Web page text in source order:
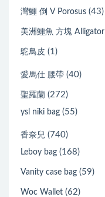
灣鱷 倒 V Porosus (43)
美洲鱷魚 方塊 Alligator
鴕鳥皮 (1)
愛馬仕 腰帶 (40)
聖羅蘭 (272)
ysl niki bag (55)
香奈兒 (740)
Leboy bag (168)
Vanity case bag (59)
Woc Wallet (62)